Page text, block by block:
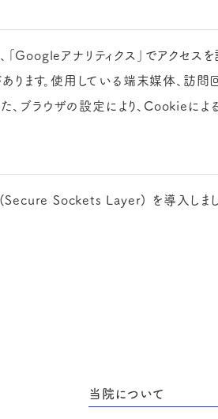
Googleアナリティクス」でアクセス
ります。使用している端末媒体、訪
、ブラウザの設定により、Cookieに
Sockets Layer) を導入しまし
当院について